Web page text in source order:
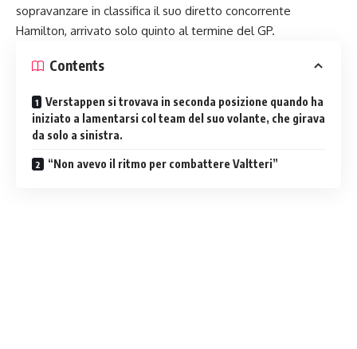
sopravanzare in classifica il suo diretto concorrente
Hamilton, arrivato solo quinto al termine del GP.
Contents
Verstappen si trovava in seconda posizione quando ha
iniziato a lamentarsi col team del suo volante, che girava
da solo a sinistra.
“Non avevo il ritmo per combattere Valtteri”